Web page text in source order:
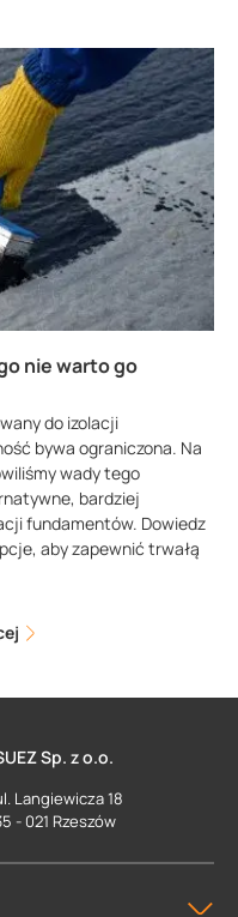
nie warto go
do izolacji
bywa ograniczona. Na
wady tego
bardziej
fundamentów. Dowiedz
aby zapewnić trwałą
Sp. z o.o.
Langiewicza 18
- 021 Rzeszów